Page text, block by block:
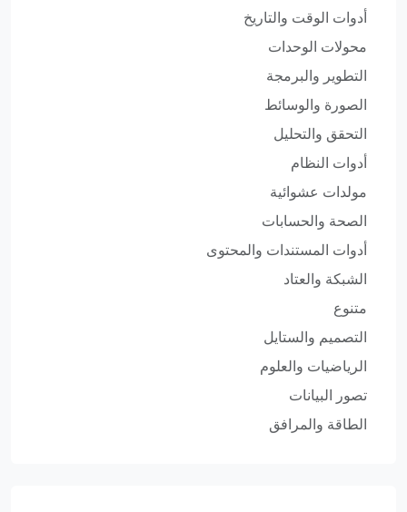
أدوات الوقت والتاريخ
محولات الوحدات
التطوير والبرمجة
الصورة والوسائط
التحقق والتحليل
أدوات النظام
مولدات عشوائية
الصحة والحسابات
أدوات المستندات والمحتوى
الشبكة والعتاد
متنوع
التصميم والستايل
الرياضيات والعلوم
تصور البيانات
الطاقة والمرافق